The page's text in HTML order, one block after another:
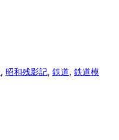
, 昭和残影記, 鉄道, 鉄道模